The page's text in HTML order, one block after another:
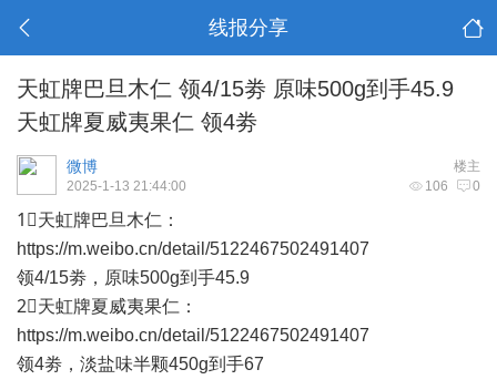
线报分享
天虹牌巴旦木仁 领4/15劵 原味500g到手45.9
天虹牌夏威夷果仁 领4劵
楼主
微博
106 0
2025-1-13 21:44:00
1⃣️天虹牌巴旦木仁：
https://m.weibo.cn/detail/5122467502491407
领4/15劵，原味500g到手45.9
2⃣️天虹牌夏威夷果仁：
https://m.weibo.cn/detail/5122467502491407
领4劵，淡盐味半颗450g到手67